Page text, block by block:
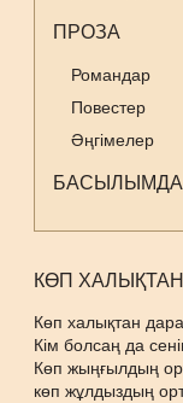
ПРОЗА
Романдар
Повестер
Әңгімелер
КӨП
Көп халықтан
Кім болсаң да
Көп жыңғылдың
көп жұлдыздың